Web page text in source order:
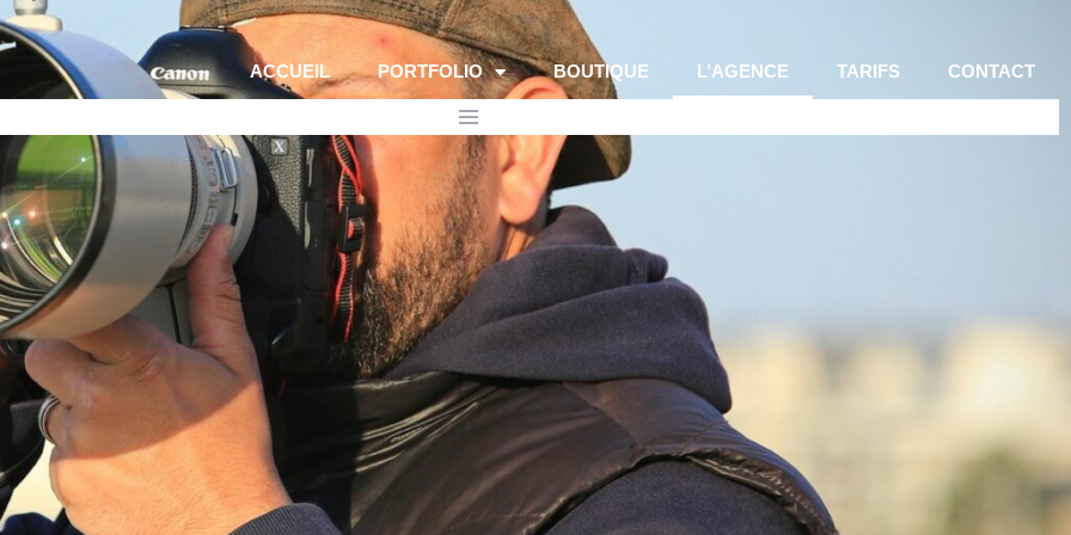
ACCUEIL PORTFOLIO BOUTIQUE L’AGENCE TARIFS CONTACT